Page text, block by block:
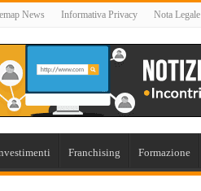
News Informativa Privacy Nota Legale
Franchising Formazione